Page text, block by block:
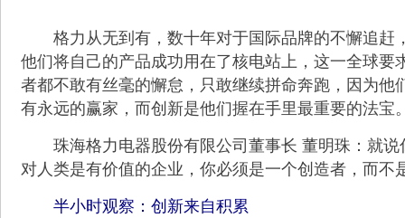
格力从无到有，数十年对于国际品牌的不懈追赶
他们将自己的产品成功用在了核电站上，这一全球要
者都不敢有丝毫的懈怠，只敢继续拼命奔跑，因为他
有永远的赢家，而创新是他们握在手里最重要的法宝
珠海格力电器股份有限公司董事长 董明珠：就说
对人类是有价值的企业，你必须是一个创造者，而不
半小时观察：创新来自积累